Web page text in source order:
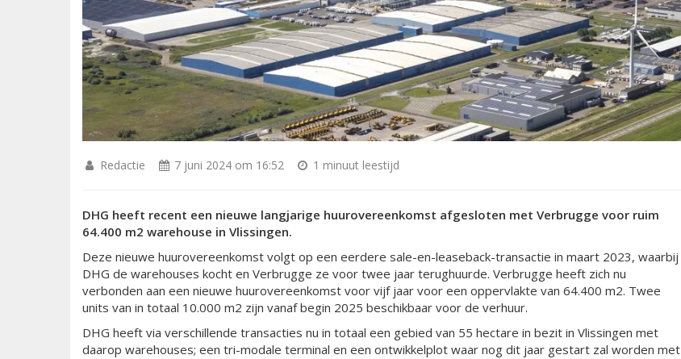
Redactie 7 juni 2024 om 16:52 1 minuut leestijd
DHG heeft recent een nieuwe langjarige huurovereenkomst afgesloten met Verbrugge voor ruim
64.400 m2 warehouse in Vlissingen.
Deze nieuwe huurovereenkomst volgt op een eerdere sale-en-leaseback-transactie in maart 2023, waarbij
DHG de warehouses kocht en Verbrugge ze voor twee jaar terughuurde. Verbrugge heeft zich nu
verbonden aan een nieuwe huurovereenkomst voor vijf jaar voor een oppervlakte van 64.400 m2. Twee
units van in totaal 10.000 m2 zijn vanaf begin 2025 beschikbaar voor de verhuur.
DHG heeft via verschillende transacties nu in totaal een gebied van 55 hectare in bezit in Vlissingen met
daarop warehouses; een tri-modale terminal en een ontwikkelplot waar nog dit jaar gestart zal worden met